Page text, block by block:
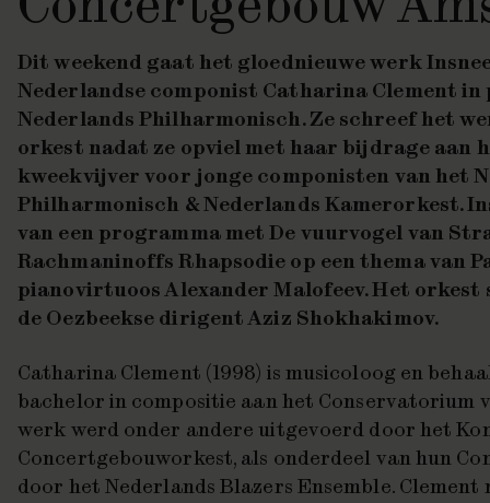
Dit weekend gaat het gloednieuwe werk
Nederlandse componist Catharina Clement
Nederlands Philharmonisch. Ze schreef het
orkest nadat ze opviel met haar bijdrage aan
kweekvijver voor jonge componisten van het
Philharmonisch & Nederlands Kamerorkest.
van een programma metDe vuurvogel van
RachmaninoffsRhapsodie op een thema van
pianovirtuoos Alexander Malofeev. Het
de Oezbeekse dirigent Aziz Shokhakimov.
Catharina Clement (1998) is musicoloog en
bachelor in compositie aan het Conservatorium
werk werd onder andere uitgevoerd door het
Concertgebouworkest, als onderdeel van hun
door het Nederlands Blazers Ensemble. Clement